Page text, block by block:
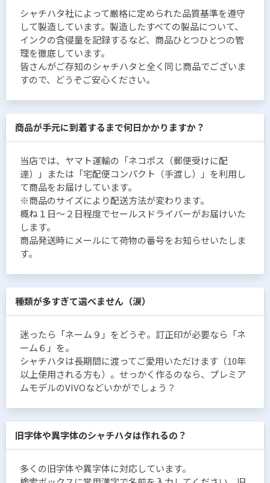
シャチハタ社によって厳格に定められた品質基準を遵守
して製造しています。製造したすべての製品について、
インクの含侵量を記録するなど、商品ひとつひとつの管
理を徹底しています。
皆さんがご存知のシャチハタと全く同じ商品でございま
すので、どうぞご安心ください。
商品が手元に到着するまで何日かかりますか？
当店では、ヤマト運輸の「ネコポス（郵便受けに配
達）」または「宅配便コンパクト（手渡し）」を利用し
て商品をお届けしています。
※商品のサイズにより配送方法が変わります。
概ね１日〜２日程度でセールスドライバーがお届けいた
します。
商品発送時にメールにて荷物の番号をお知らせいたしま
す。
種類が多すぎて選べません（涙）
迷ったら「ネーム９」をどうぞ。訂正印が必要なら「ネ
ーム６」を。
シャチハタは長期間に渡ってご愛用いただけます（10年
以上使用される方も）。せっかく作るのなら、プレミア
ムモデルのVIVOなどいかがでしょう？
旧字体や異字体のシャチハタは作れるの？
多くの旧字体や異字体に対応しています。